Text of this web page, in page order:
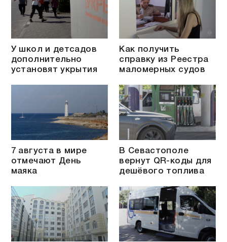
У школ и детсадов
дополнительно
установят укрытия
Как получить
справку из Реестра
маломерных судов
7 августа в мире
отмечают День
маяка
В Севастополе
вернут QR-коды для
дешёвого топлива